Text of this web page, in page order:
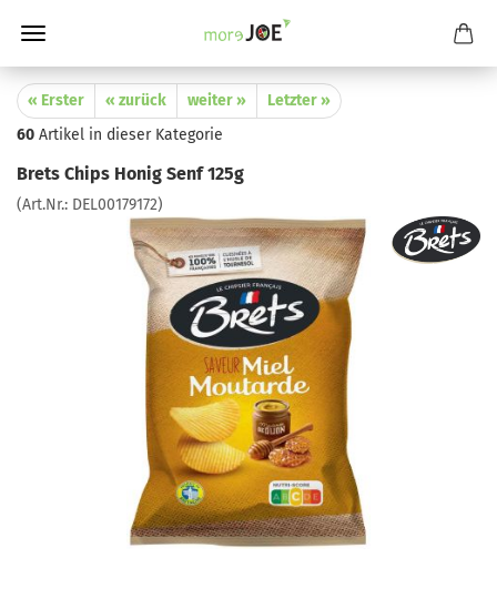
« Erster « zurück weiter »
Letzter »
60 Artikel in dieser Kategorie
Brets Chips Honig Senf 125g
(Art.Nr.: DEL00179172)